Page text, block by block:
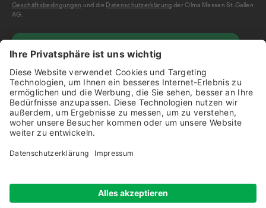
Geschäftsbedingungen und die Datenschutzerklärung der Olma Messen St.Gallen
AG.
Impressum Disclaimer Datenschutz